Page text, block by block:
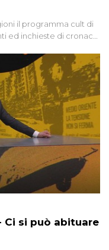
il programma cult di
ed inchieste di cronaca
Ci si può abituare